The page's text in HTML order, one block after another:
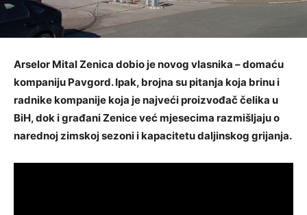
Arselor Mital Zenica dobio je novog vlasnika – domaću
kompaniju Pavgord. Ipak, brojna su pitanja koja brinu i
radnike kompanije koja je najveći proizvođač čelika u
BiH, dok i građani Zenice već mjesecima razmišljaju o
narednoj zimskoj sezoni i kapacitetu daljinskog grijanja.